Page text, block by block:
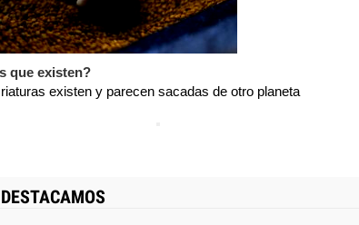
que existen?
existen y parecen sacadas de otro planeta